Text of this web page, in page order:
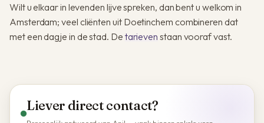
Wilt u elkaar in levenden lijve spreken, dan bent u welkom in
Amsterdam; veel cliënten uit Doetinchem combineren dat
met een dagje in de stad. De tarieven staan vooraf vast.
Liever direct contact?